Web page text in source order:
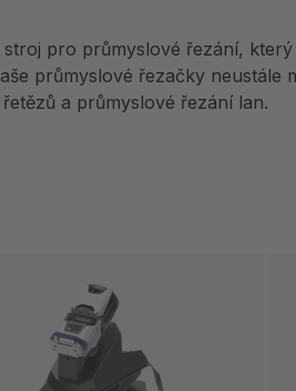
pro průmyslové řezání,
průmyslové řezačky neustále
a průmyslové řezání lan.